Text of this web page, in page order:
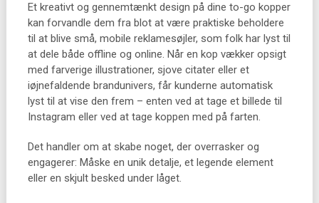
Et kreativt og gennemtænkt design på dine to-go kopper
kan forvandle dem fra blot at være praktiske beholdere
til at blive små, mobile reklamesøjler, som folk har lyst til
at dele både offline og online. Når en kop vækker opsigt
med farverige illustrationer, sjove citater eller et
iøjnefaldende brandunivers, får kunderne automatisk
lyst til at vise den frem – enten ved at tage et billede til
Instagram eller ved at tage koppen med på farten.
Det handler om at skabe noget, der overrasker og
engagerer: Måske en unik detalje, et legende element
eller en skjult besked under låget.